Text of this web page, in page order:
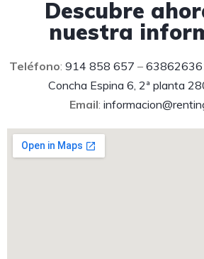
Descubre
nuestra
Teléfono: 914 858 657 –
Concha Espina 6, 2ª planta
Email: